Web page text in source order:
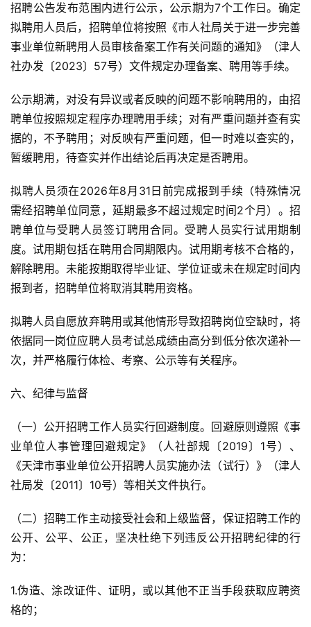
招聘公告发布范围内进行公示，公示期为7个工作日。确定
拟聘用人员后，招聘单位将按照《市人社局关于进一步完善
事业单位新聘用人员审核备案工作有关问题的通知》（津人
社办发〔2023〕57号）文件规定办理备案、聘用等手续。
公示期满，对没有异议或者反映的问题不影响聘用的，由招
聘单位按照规定程序办理聘用手续；对有严重问题并查有实
据的，不予聘用；对反映有严重问题，但一时难以查实的，
暂缓聘用，待查实并作出结论后再决定是否聘用。
拟聘人员须在2026年8月31日前完成报到手续（特殊情况
需经招聘单位同意，延期最多不超过规定时间2个月）。招
聘单位与受聘人员签订聘用合同。受聘人员实行试用期制
度。试用期包括在聘用合同期限内。试用期考核不合格的，
解除聘用。未能按期取得毕业证、学位证或未在规定时间内
报到者，招聘单位将取消其聘用资格。
拟聘人员自愿放弃聘用或其他情形导致招聘岗位空缺时，将
依据同一岗位应聘人员考试总成绩由高分到低分依次递补一
次，并严格履行体检、考察、公示等有关程序。
六、纪律与监督
（一）公开招聘工作人员实行回避制度。回避原则遵照《事
业单位人事管理回避规定》（人社部规〔2019〕1号）、
《天津市事业单位公开招聘人员实施办法（试行）》（津人
社局发〔2011〕10号）等相关文件执行。
（二）招聘工作主动接受社会和上级监督，保证招聘工作的
公开、公平、公正，坚决杜绝下列违反公开招聘纪律的行
为：
1.伪造、涂改证件、证明，或以其他不正当手段获取应聘资
格的；